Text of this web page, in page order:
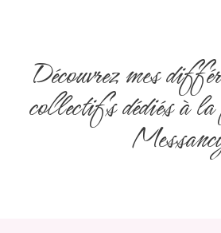
Découvrez mes
collectifs dédiés à